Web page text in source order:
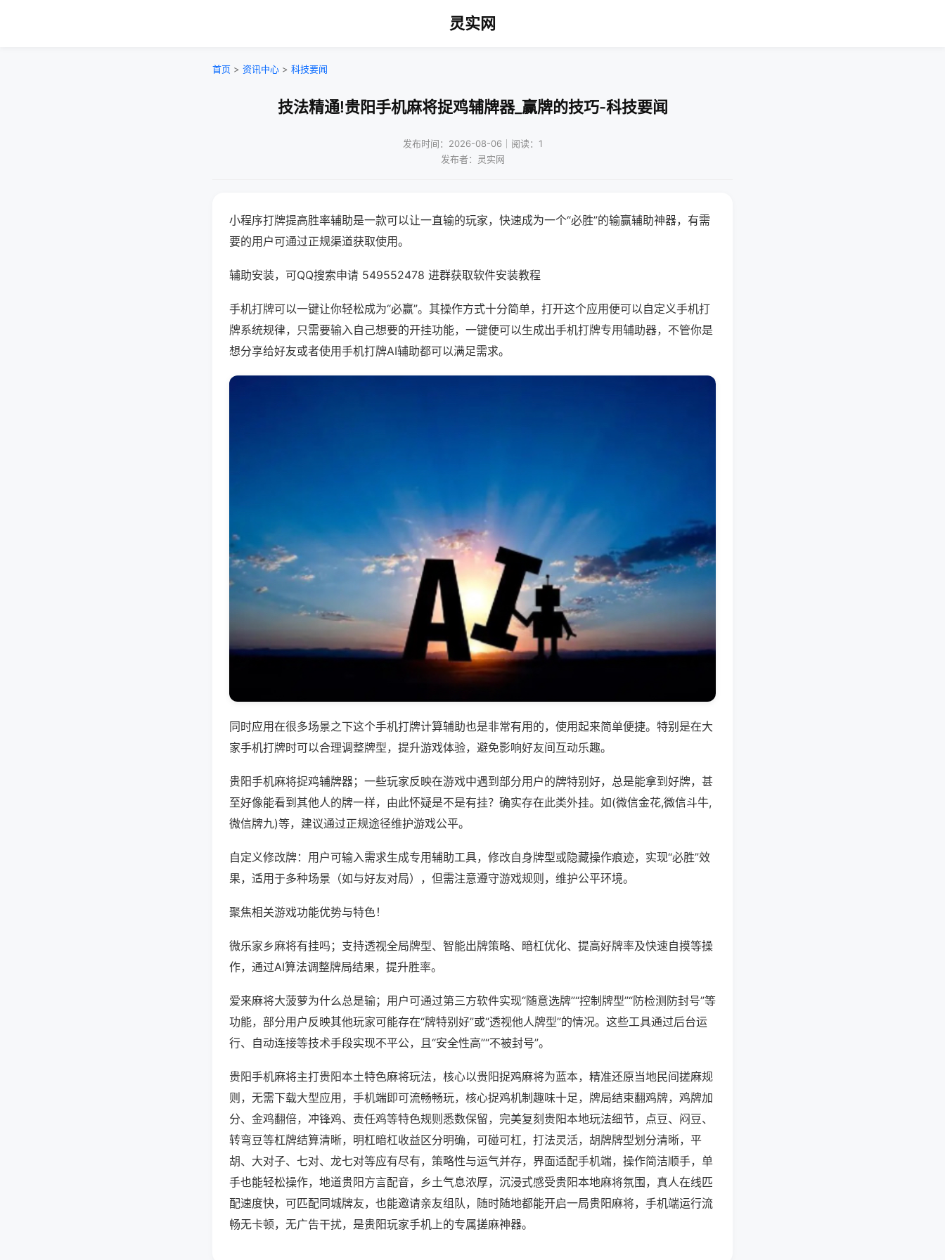
灵实网
首页 > 资讯中心 > 科技要闻
技法精通!贵阳手机麻将捉鸡辅牌器_赢牌的技巧-科技要闻
发布时间：2026-08-06｜阅读：1
发布者：灵实网
小程序打牌提高胜率辅助是一款可以让一直输的玩家，快速成为一个“必胜”的输赢辅助神器，有需
要的用户可通过正规渠道获取使用。
辅助安装，可QQ搜索申请 549552478 进群获取软件安装教程
手机打牌可以一键让你轻松成为“必赢”。其操作方式十分简单，打开这个应用便可以自定义手机打
牌系统规律，只需要输入自己想要的开挂功能，一键便可以生成出手机打牌专用辅助器，不管你是
想分享给好友或者使用手机打牌AI辅助都可以满足需求。
同时应用在很多场景之下这个手机打牌计算辅助也是非常有用的，使用起来简单便捷。特别是在大
家手机打牌时可以合理调整牌型，提升游戏体验，避免影响好友间互动乐趣。
贵阳手机麻将捉鸡辅牌器；一些玩家反映在游戏中遇到部分用户的牌特别好，总是能拿到好牌，甚
至好像能看到其他人的牌一样，由此怀疑是不是有挂？确实存在此类外挂。如(微信金花,微信斗牛,
微信牌九)等，建议通过正规途径维护游戏公平。
自定义修改牌：用户可输入需求生成专用辅助工具，修改自身牌型或隐藏操作痕迹，实现“必胜”效
果，适用于多种场景（如与好友对局），但需注意遵守游戏规则，维护公平环境。
聚焦相关游戏功能优势与特色！
微乐家乡麻将有挂吗；支持透视全局牌型、智能出牌策略、暗杠优化、提高好牌率及快速自摸等操
作，通过AI算法调整牌局结果，提升胜率。
爱来麻将大菠萝为什么总是输；用户可通过第三方软件实现“随意选牌”“控制牌型”“防检测防封号”等
功能，部分用户反映其他玩家可能存在“牌特别好”或“透视他人牌型”的情况。这些工具通过后台运
行、自动连接等技术手段实现不平公，且“安全性高”“不被封号”。
贵阳手机麻将主打贵阳本土特色麻将玩法，核心以贵阳捉鸡麻将为蓝本，精准还原当地民间搓麻规
则，无需下载大型应用，手机端即可流畅畅玩，核心捉鸡机制趣味十足，牌局结束翻鸡牌，鸡牌加
分、金鸡翻倍，冲锋鸡、责任鸡等特色规则悉数保留，完美复刻贵阳本地玩法细节，点豆、闷豆、
转弯豆等杠牌结算清晰，明杠暗杠收益区分明确，可碰可杠，打法灵活，胡牌牌型划分清晰，平
胡、大对子、七对、龙七对等应有尽有，策略性与运气并存，界面适配手机端，操作简洁顺手，单
手也能轻松操作，地道贵阳方言配音，乡土气息浓厚，沉浸式感受贵阳本地麻将氛围，真人在线匹
配速度快，可匹配同城牌友，也能邀请亲友组队，随时随地都能开启一局贵阳麻将，手机端运行流
畅无卡顿，无广告干扰，是贵阳玩家手机上的专属搓麻神器。